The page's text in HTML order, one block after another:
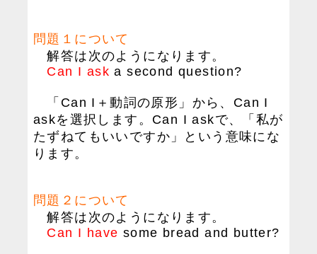
問題１について
解答は次のようになります。
Can I ask a second question?
「Can I＋動詞の原形」から、Can I
askを選択します。Can I askで、「私が
たずねてもいいですか」という意味にな
ります。
問題２について
解答は次のようになります。
Can I have some bread and butter?